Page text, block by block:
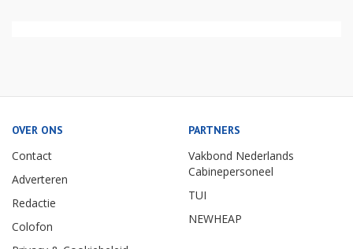
OVER ONS
Contact
Adverteren
Redactie
Colofon
PARTNERS
Vakbond Nederlands
Cabinepersoneel
TUI
NEWHEAP